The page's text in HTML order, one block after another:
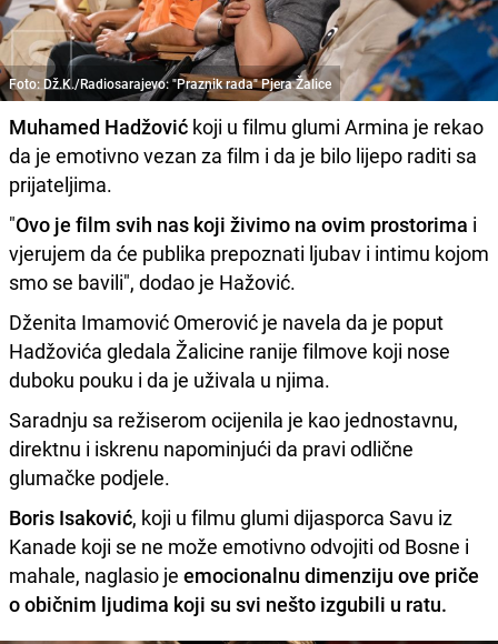
Foto: Dž.K./Radiosarajevo: "Praznik rada" Pjera Žalice
Muhamed Hadžović koji u filmu glumi Armina je rekao
da je emotivno vezan za film i da je bilo lijepo raditi sa
prijateljima.
"Ovo je film svih nas koji živimo na ovim prostorima i
vjerujem da će publika prepoznati ljubav i intimu kojom
smo se bavili", dodao je Hažović.
Dženita Imamović Omerović je navela da je poput
Hadžovića gledala Žalicine ranije filmove koji nose
duboku pouku i da je uživala u njima.
Saradnju sa režiserom ocijenila je kao jednostavnu,
direktnu i iskrenu napominjući da pravi odlične
glumačke podjele.
Boris Isaković, koji u filmu glumi dijasporca Savu iz
Kanade koji se ne može emotivno odvojiti od Bosne i
mahale, naglasio je emocionalnu dimenziju ove priče
o običnim ljudima koji su svi nešto izgubili u ratu.